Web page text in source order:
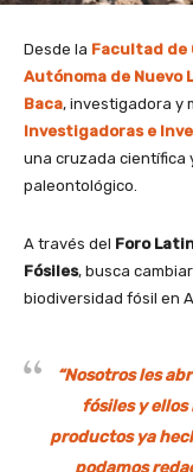
Desde la Facultad de
Autónoma de Nuevo
Baca, investigadora y
Investigadoras e
una cruzada científica
paleontológico.
A través del Foro
Fósiles, busca
biodiversidad fósil en
“Nosotros les
fósiles y ellos
productos ya